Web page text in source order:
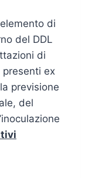
di
del DDL
di
ex
previsione
del